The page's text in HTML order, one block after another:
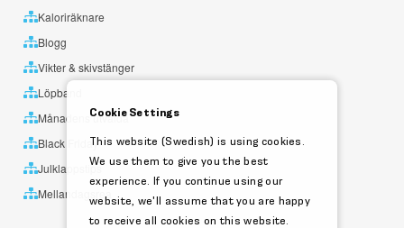
Kaloriräknare
Blogg
Vikter & skivstänger
Löpband
Månadens utvalda
Black Friday
Julklappstips
Mellandagsrea
Cookie Settings
This website (Swedish) is using cookies.
We use them to give you the best
experience. If you continue using our
website, we'll assume that you are happy
to receive all cookies on this website.